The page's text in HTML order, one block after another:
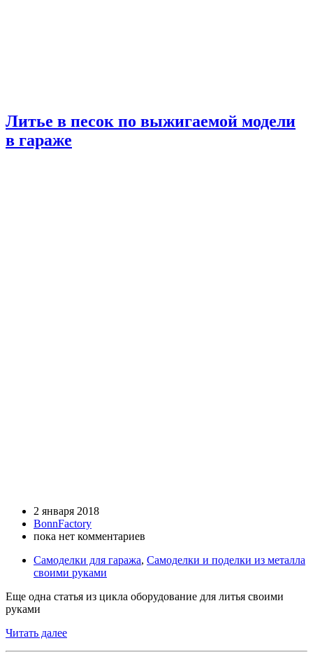
Литье в песок по выжигаемой модели
в гараже
2 января 2018
BonnFactory
пока нет комментариев
Самоделки для гаража, Самоделки и поделки из металла
своими руками
Еще одна статья из цикла оборудование для литья своими
руками
Читать далее